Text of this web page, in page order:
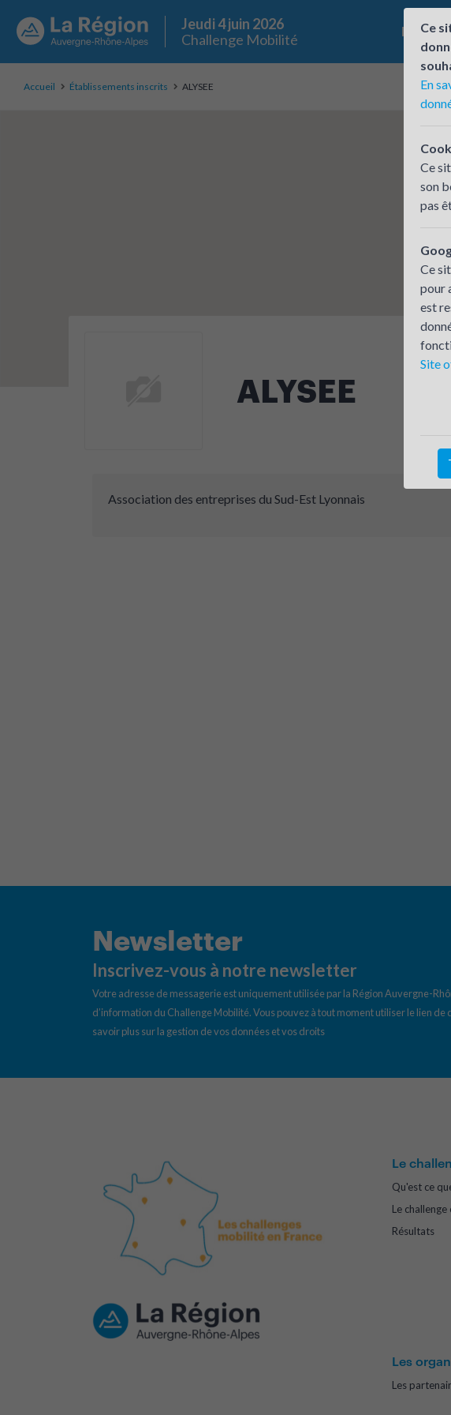
Jeudi 4 juin 2026
Challenge Mobilité
Le
Accueil Établissements inscrits ALYSEE
ALYSEE
Association des entreprises du Sud-Est Lyonnais
Newsletter
Inscrivez-vous à notre newsletter
Votre adresse de messagerie est uniquement utilisée par la Région Auvergne-
d’information du Challenge Mobilité. Vous pouvez à tout moment utiliser le lien
savoir plus sur la gestion de vos données et vos droits
Le
Qu'est ce
Le challenge
Résultats
Les
Les
Ce
En
Ce
son
pas
Ce
pour
est
Site